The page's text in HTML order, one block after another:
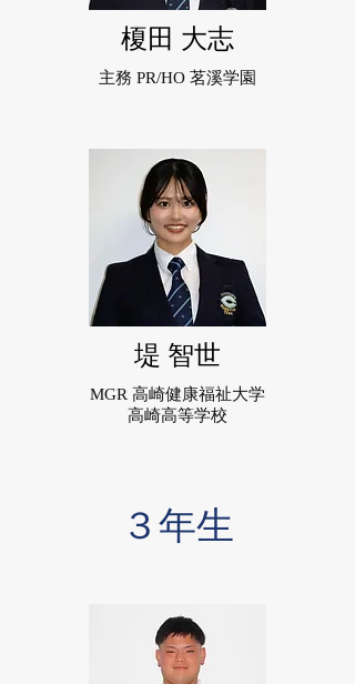
榎田 大志
主務 PR/HO 茗溪学園
堤 智世
MGR 高崎健康福祉大学
高崎高等学校
３年生